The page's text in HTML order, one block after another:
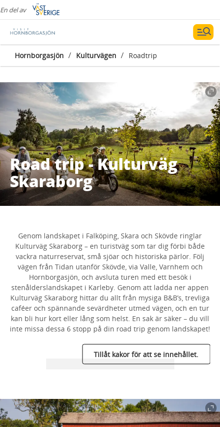
En del av
Hornborgasjön / Kulturvägen / Roadtrip
Road trip - Kulturväg
Skaraborg
Genom landskapet i Falköping, Skara och Skövde ringlar
Kulturväg Skaraborg – en turistväg som tar dig förbi både
vackra naturreservat, små sjöar och historiska pärlor. Följ
vägen från Tidan utanför Skövde, via Valle, Varnhem och
Hornborgasjön, och avsluta turen med ett besök i
stenålderslandskapet i Karleby. Genom att ladda ner appen
Kulturväg Skaraborg hittar du allt från mysiga B&B’s, trevliga
caféer och spännande sevärdheter utmed vägen, och en tur
kan bli hur kort eller lång som helst. En sak är säker – du vill
inte missa dessa 6 stopp på din road trip genom landskapet!
Tillåt kakor för att se innehållet.